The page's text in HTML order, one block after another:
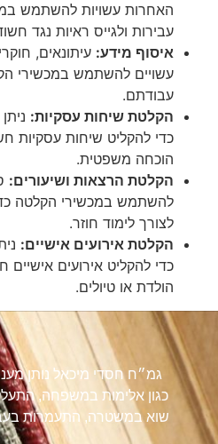
האחרות עשויות להשתמש
עבירות ולגייס ראיות נגד
איסוף מידע: עיתונאים,
עשויים להשתמש במכשירי
עבודתם.
הקלטת שיחות עסקיות:
כדי להקליט שיחות עסקיות
הוכחה משפטית.
הקלטת הרצאות ושיעורים:
להשתמש במכשירי הקלטה
לצורך לימוד חוזר.
הקלטת אירועים אישיים:
כדי להקליט אירועים אישיים
הולדת או טיולים.
גמ״ח חסדי מיכאל נותן
כגון אלימות במשפחה,
שוא במשטרה, התעמרות